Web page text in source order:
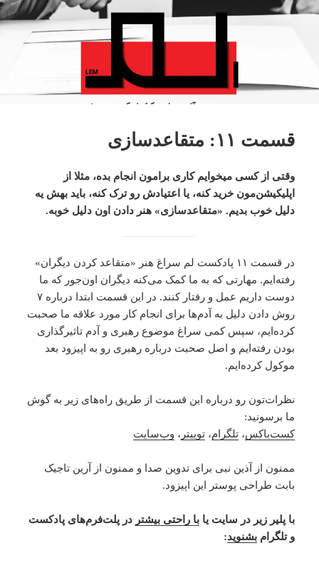
قسمت ۱۱: متقاعدسازی
وقتی از کسی میخوایم کاری برامون انجام بده، مثلا از
اپلیکیشن‌مون خرید کنه، یا اعتیادش رو ترک کنه، باید بهش یه
دلیل خوب بدیم. «متقاعدسازی» هنر دادن اون دلیل خوبه.
در قسمت ۱۱ پادکست لم سراغ هنر «متقاعد کردن دیگران»
رفته‌ایم. مهارتی که به ما کمک می‌کنه دیگران اون‌جور که ما
دوست داریم عمل و رفتار کنند. در این قسمت ابتدا درباره ۷
روش دادن دلیل به آدم‌ها برای انجام کار مورد علاقه ما صحبت
کرده‌ایم، سپس کمی سراغ موضوع رهبری و آدم تاثیرگذاری
بودن رفته‌ایم و اصل صحبت درباره رهبری رو به اپیزود بعد
موکول کرده‌ایم.
نظرات‌‌تون رو درباره این قسمت از طریق راه‌های زیر به گوش
ما برسونید:
کست‌باکس،تلگرام،توییتر ، وب‌سایت
ممنون از آذین نبی برای تدوین صدا و ممنون از آرین تاجیک
بابت طراحی پوستر این اپیزود.
با پلیر زیر در سایت یابا راحتی بیشتر در پلت‌فرم‌های پادکست
و تلگرامبشنوید: